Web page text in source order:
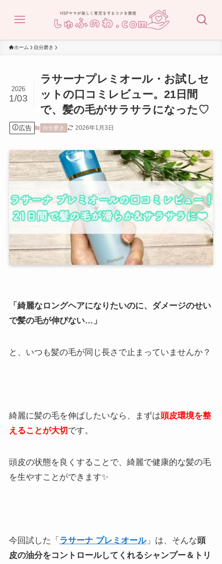
ホーム 自分磨き
ラサーナプレミオール・お試しセ
ットの口コミレビュー。21日間
で、髪の毛がサラサラになった♡
2026
1/03
広告 自分磨き 2026年1月3日
「綺麗なロングヘアになりたいのに、ダメージのせい
で髪の毛が伸びない…」
と、いつも髪の毛が同じ長さで止まっていませんか？
綺麗に髪の毛を伸ばしたいなら、まずは頭皮環境を整
えることが大切 です。
頭皮の状態を良くすることで、綺麗で健康的な髪の毛
を生やすことができます✨
今回試した「 ラサーナ プレミオール」は、そんな頭
皮の油分をコントロールしてくれるシャンプー＆トリ